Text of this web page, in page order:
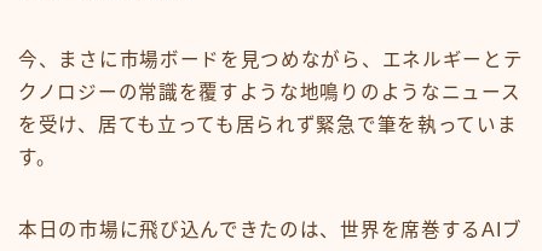
今、まさに市場ボードを見つめながら、エネルギーとテ
クノロジーの常識を覆すような地鳴りのようなニュース
を受け、居ても立っても居られず緊急で筆を執っていま
す。
本日の市場に飛び込んできたのは、世界を席巻するAIブ